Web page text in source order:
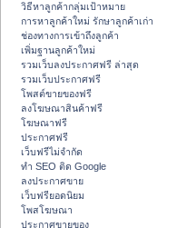
วิธีหาลูกค้ากลุ่มเป้าหมาย
การหาลูกค้าใหม่ รักษาลูกค้าเก่า
ช่องทางการเข้าถึงลูกค้า
เพิ่มฐานลูกค้าใหม่
รวมเว็บลงประกาศฟรี ล่าสุด
รวมเว็บประกาศฟรี
โพสต์ขายของฟรี
ลงโฆษณาสินค้าฟรี
โฆษณาฟรี
ประกาศฟรี
เว็บฟรีไม่จำกัด
ทำ SEO ติด Google
ลงประกาศขาย
เว็บฟรียอดนิยม
โพสโฆษณา
ประกาศขายของ